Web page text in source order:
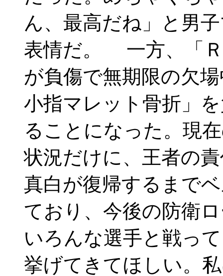
ん、最高だね」と男
表情だ。 一方、「Ｒ
が負傷で無期限の欠
小指マレット骨折」
ることになった。現
状況だけに、王者の
真白が復帰するまで
ており、今後の防衛
いろんな選手と戦っ
挙げてきてほしい。